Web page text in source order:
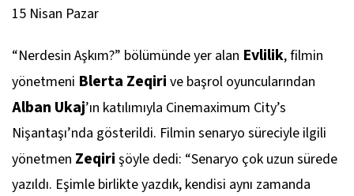
15 Nisan Pazar
“Nerdesin Aşkım?” bölümünde yer alan Evlilik, filmin
yönetmeni Blerta Zeqiri ve başrol oyuncularından
Alban Ukaj’ın katılımıyla Cinemaximum City’s
Nişantaşı’nda gösterildi. Filmin senaryo süreciyle ilgili
yönetmen Zeqiri şöyle dedi: “Senaryo çok uzun sürede
yazıldı. Eşimle birlikte yazdık, kendisi aynı zamanda